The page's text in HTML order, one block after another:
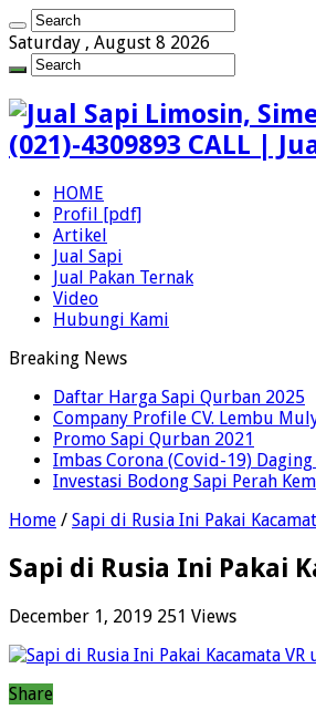
Saturday , August 8 2026
(021)-4309893 CALL |
HOME
Profil [pdf]
Artikel
Jual Sapi
Jual Pakan Ternak
Video
Hubungi Kami
Breaking News
Daftar Harga Sapi Qurban 2025
Company Profile CV. Lembu
Promo Sapi Qurban 2021
Imbas Corona (Covid-19)
Investasi Bodong Sapi Perah
Home / Sapi di Rusia Ini Pakai
Sapi di Rusia Ini Pakai
December 1, 2019 251 Views
Share